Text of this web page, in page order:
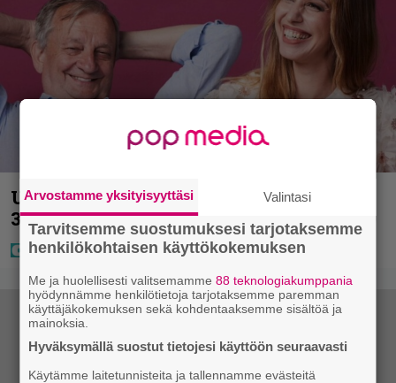
Uuno: Hjallis Harkimo, 72, ja Jasmine,
38, sanovat tahdon
Arvostamme yksityisyyttäsi Valintasi
Tarvitsemme suostumuksesi tarjotaksemme
henkilökohtaisen käyttökokemuksen
Me ja huolellisesti valitsemamme88 teknologiakumppania
hyödynnämme henkilötietoja tarjotaksemme paremman
käyttäjäkokemuksen sekä kohdentaaksemme sisältöä ja
mainoksia.
Hyväksymällä suostut tietojesi käyttöön seuraavasti
Käytämme laitetunnisteita ja tallennamme evästeitä